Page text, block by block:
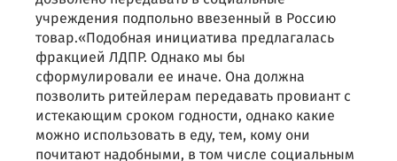
учреждения подпольно ввезенный в Россию
товар.«Подобная инициатива предлагалась
фракцией ЛДПР. Однако мы бы
сформулировали ее иначе. Она должна
позволить ритейлерам передавать провиант с
истекающим сроком годности, однако какие
можно использовать в еду, тем, кому они
почитают надобными, в том числе социальным